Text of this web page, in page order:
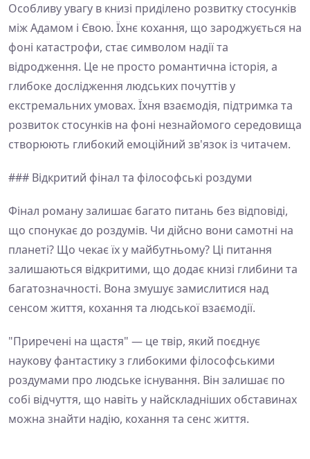
Особливу увагу в книзі приділено розвитку стосунків
між Адамом і Євою. Їхнє кохання, що зароджується на
фоні катастрофи, стає символом надії та
відродження. Це не просто романтична історія, а
глибоке дослідження людських почуттів у
екстремальних умовах. Їхня взаємодія, підтримка та
розвиток стосунків на фоні незнайомого середовища
створюють глибокий емоційний зв'язок із читачем.
### Відкритий фінал та філософські роздуми
Фінал роману залишає багато питань без відповіді,
що спонукає до роздумів. Чи дійсно вони самотні на
планеті? Що чекає їх у майбутньому? Ці питання
залишаються відкритими, що додає книзі глибини та
багатозначності. Вона змушує замислитися над
сенсом життя, кохання та людської взаємодії.
"Приречені на щастя" — це твір, який поєднує
наукову фантастику з глибокими філософськими
роздумами про людське існування. Він залишає по
собі відчуття, що навіть у найскладніших обставинах
можна знайти надію, кохання та сенс життя.